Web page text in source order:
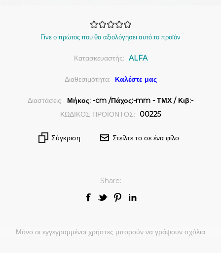
Γίνε ο πρώτος που θα αξιολόγησει αυτό το προϊόν
Κατασκευαστής: ALFA
Διαθεσιμότητα: Καλέστε μας
Διαστάσεις:
Μήκος: -cm /Πάχος:-mm - ΤΜΧ / Κιβ:-
ΚΩΔΙΚΟΣ ΠΡΟΪΟΝΤΟΣ:
00225
Σύγκριση Στείλτε το σε ένα φίλο
Share:
Μόνο οι εγγεγραμμένοι χρήστες μπορούν να γράψουν σχόλια